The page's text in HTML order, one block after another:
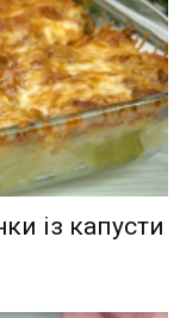
із капусти